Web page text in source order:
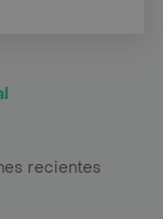
recientes